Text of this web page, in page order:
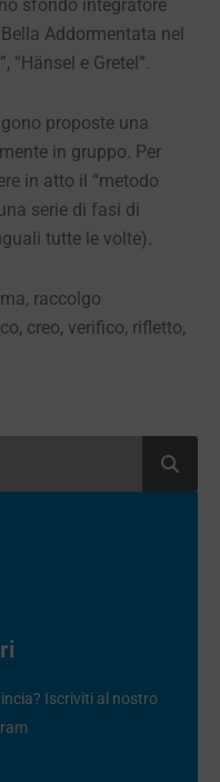
sfondo integratore
Addormentata nel
“Hänsel e Gretel”.
proposte una
in gruppo. Per
in atto il “metodo
serie di fasi di
tutte le volte).
raccolgo
creo, verifico, rifletto,
Iscriviti al nostro
Verona e
al nostro canale